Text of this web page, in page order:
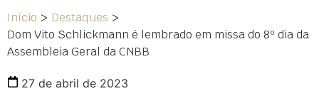
Início > Destaques >
Dom Vito Schlickmann é lembrado em missa do 8º dia da
Assembleia Geral da CNBB
27 de abril de 2023